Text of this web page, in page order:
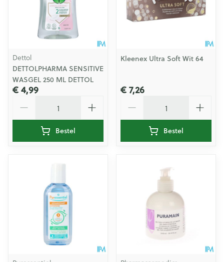
Dettol
DETTOLPHARMA SENSITIVE
WASGEL 250 ML DETTOL
€ 4,99
Bestel
Kleenex Ultra Soft Wit 64
€ 7,26
Bestel